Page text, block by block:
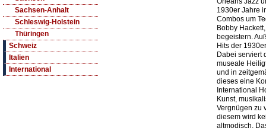
Sachsen-Anhalt
Schleswig-Holstein
Thüringen
Schweiz
Italien
International
1930er Jahre
Combos um
Bobby
begeistern.
Hits der
Dabei serviert
museale
und in
dieses eine
International
Kunst,
Vergnügen zu
diesem wird
altmodisch.